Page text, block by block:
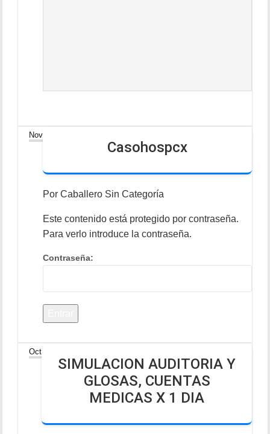
Nov
Casohospcx
Por Caballero Sin Categoría
Este contenido está protegido por contraseña.
Para verlo introduce la contraseña.
Contraseña:
Oct
SIMULACION AUDITORIA Y
GLOSAS, CUENTAS
MEDICAS X 1 DIA